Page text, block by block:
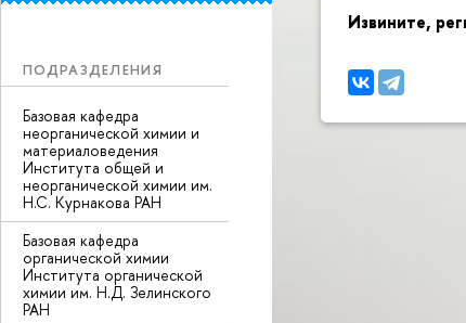
ПОДРАЗДЕЛЕНИЯ
Базовая кафедра
неорганической химии и
материаловедения
Института общей и
неорганической химии им.
Н.С. Курнакова РАН
Базовая кафедра
органической химии
Института органической
химии им. Н.Д. Зелинского
РАН
Извините,